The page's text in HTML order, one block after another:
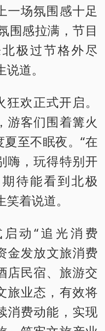
一场氛围感十足
围感拉满，节目
极过节格外尽
道。
欢正式开启。
游客们围着篝火
至不眠夜。“在
嗨，玩得特别开
待能看到北极
着说道。
动“追光消费
金发放文旅消费
店民宿、旅游交
旅业态，有效将
消费动能，实现